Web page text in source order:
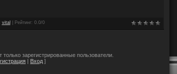
vital Рейтинг: 0.0/0
зарегистрированные пользователи.
| Вход ]